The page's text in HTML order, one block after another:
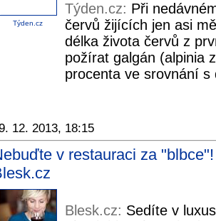
Týden.cz
Týden.cz: Při
červů žijících jen asi
délka života červů z
požírat galgán (alpinia
procenta ve srovnání s
12. 2013, 18:15
v restauraci za
Blesk.cz: Sedíte v